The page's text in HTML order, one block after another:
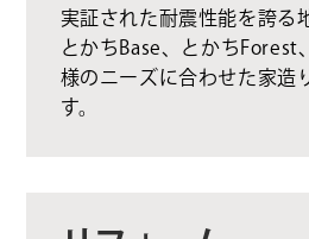
実証された耐震性能を誇る
とかちBase、とかちForest
様のニーズに合わせた家造
す。